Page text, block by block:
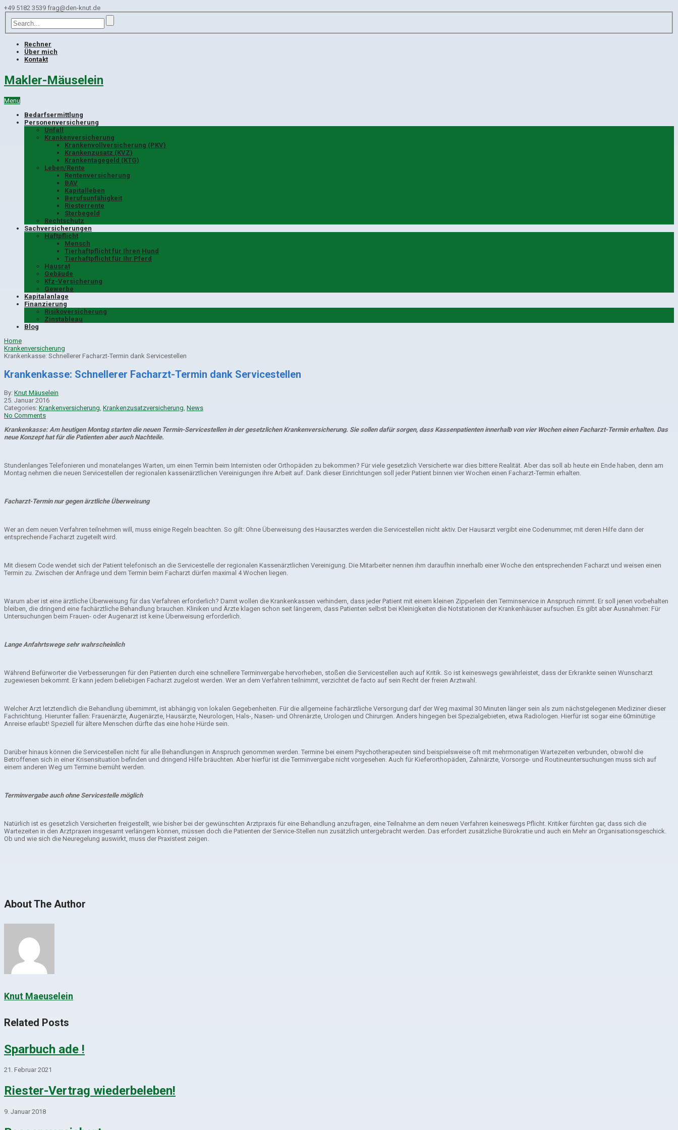
+49 5182 3539 frag@den-knut.de
Rechner
Über mich
Kontakt
Makler-Mäuselein
Menu
Bedarfsermittlung
Personenversicherung
Unfall
Krankenversicherung
Krankenvollversicherung (PKV)
Krankenzusatz (KVZ)
Krankentagegeld (KTG)
Leben/Rente
Rentenversicherung
BAV
Kapitalleben
Berufsunfähigkeit
Riesterrente
Sterbegeld
Rechtschutz
Sachversicherungen
Haftpflicht
Mensch
Tierhaftpflicht für Ihren Hund
Tierhaftpflicht für Ihr Pferd
Hausrat
Gebäude
Kfz-Versicherung
Gewerbe
Kapitalanlage
Finanzierung
Risikoversicherung
Zinstableau
Blog
Home
Krankenversicherung
Krankenkasse: Schnellerer Facharzt-Termin dank Servicestellen
Krankenkasse: Schnellerer Facharzt-Termin dank Servicestellen
By: Knut Mäuselein
25. Januar 2016
Categories: Krankenversicherung Krankenzusatzversicherung News
No Comments
Krankenkasse: Am heutigen Montag starten die neuen Termin-Servicestellen in der gesetzlichen Krankenversicherung. Sie sollen dafür sorgen, dass Kassenpatienten innerhalb von vier Wochen einen Facharzt-Termin erhalten. Das
neue Konzept hat für die Patienten aber auch Nachteile.
Stundenlanges Telefonieren und monatelanges Warten, um einen Termin beim Internisten oder Orthopäden zu bekommen? Für viele gesetzlich Versicherte war dies bittere Realität. Aber das soll ab heute ein Ende haben, denn am
Montag nehmen die neuen Servicestellen der regionalen kassenärztlichen Vereinigungen ihre Arbeit auf. Dank dieser Einrichtungen soll jeder Patient binnen vier Wochen einen Facharzt-Termin erhalten.
Facharzt-Termin nur gegen ärztliche Überweisung
Wer an dem neuen Verfahren teilnehmen will, muss einige Regeln beachten. So gilt: Ohne Überweisung des Hausarztes werden die Servicestellen nicht aktiv. Der Hausarzt vergibt eine Codenummer, mit deren Hilfe dann der
entsprechende Facharzt zugeteilt wird.
Mit diesem Code wendet sich der Patient telefonisch an die Servicestelle der regionalen Kassenärztlichen Vereinigung. Die Mitarbeiter nennen ihm daraufhin innerhalb einer Woche den entsprechenden Facharzt und weisen einen
Termin zu. Zwischen der Anfrage und dem Termin beim Facharzt dürfen maximal 4 Wochen liegen.
Warum aber ist eine ärztliche Überweisung für das Verfahren erforderlich? Damit wollen die Krankenkassen verhindern, dass jeder Patient mit einem kleinen Zipperlein den Terminservice in Anspruch nimmt. Er soll jenen vorbehalten
bleiben, die dringend eine fachärztliche Behandlung brauchen. Kliniken und Ärzte klagen schon seit längerem, dass Patienten selbst bei Kleinigkeiten die Notstationen der Krankenhäuser aufsuchen. Es gibt aber Ausnahmen: Für
Untersuchungen beim Frauen- oder Augenarzt ist keine Überweisung erforderlich.
Lange Anfahrtswege sehr wahrscheinlich
Während Befürworter die Verbesserungen für den Patienten durch eine schnellere Terminvergabe hervorheben, stoßen die Servicestellen auch auf Kritik. So ist keineswegs gewährleistet, dass der Erkrankte seinen Wunscharzt
zugewiesen bekommt. Er kann jedem beliebigen Facharzt zugelost werden. Wer an dem Verfahren teilnimmt, verzichtet de facto auf sein Recht der freien Arztwahl.
Welcher Arzt letztendlich die Behandlung übernimmt, ist abhängig von lokalen Gegebenheiten. Für die allgemeine fachärztliche Versorgung darf der Weg maximal 30 Minuten länger sein als zum nächstgelegenen Mediziner dieser
Fachrichtung. Hierunter fallen: Frauenärzte, Augenärzte, Hausärzte, Neurologen, Hals-, Nasen- und Ohrenärzte, Urologen und Chirurgen. Anders hingegen bei Spezialgebieten, etwa Radiologen. Hierfür ist sogar eine 60minütige
Anreise erlaubt! Speziell für ältere Menschen dürfte das eine hohe Hürde sein.
Darüber hinaus können die Servicestellen nicht für alle Behandlungen in Anspruch genommen werden. Termine bei einem Psychotherapeuten sind beispielsweise oft mit mehrmonatigen Wartezeiten verbunden, obwohl die
Betroffenen sich in einer Krisensituation befinden und dringend Hilfe bräuchten. Aber hierfür ist die Terminvergabe nicht vorgesehen. Auch für Kieferorthopäden, Zahnärzte, Vorsorge- und Routineuntersuchungen muss sich auf
einem anderen Weg um Termine bemüht werden.
Terminvergabe auch ohne Servicestelle möglich
Natürlich ist es gesetzlich Versicherten freigestellt, wie bisher bei der gewünschten Arztpraxis für eine Behandlung anzufragen, eine Teilnahme an dem neuen Verfahren keineswegs Pflicht. Kritiker fürchten gar, dass sich die
Wartezeiten in den Arztpraxen insgesamt verlängern können, müssen doch die Patienten der Service-Stellen nun zusätzlich untergebracht werden. Das erfordert zusätzliche Bürokratie und auch ein Mehr an Organisationsgeschick.
Ob und wie sich die Neuregelung auswirkt, muss der Praxistest zeigen.
About The Author
Knut Maeuselein
Related Posts
Sparbuch ade !
21. Februar 2021
Riester-Vertrag wiederbeleben!
9. Januar 2018